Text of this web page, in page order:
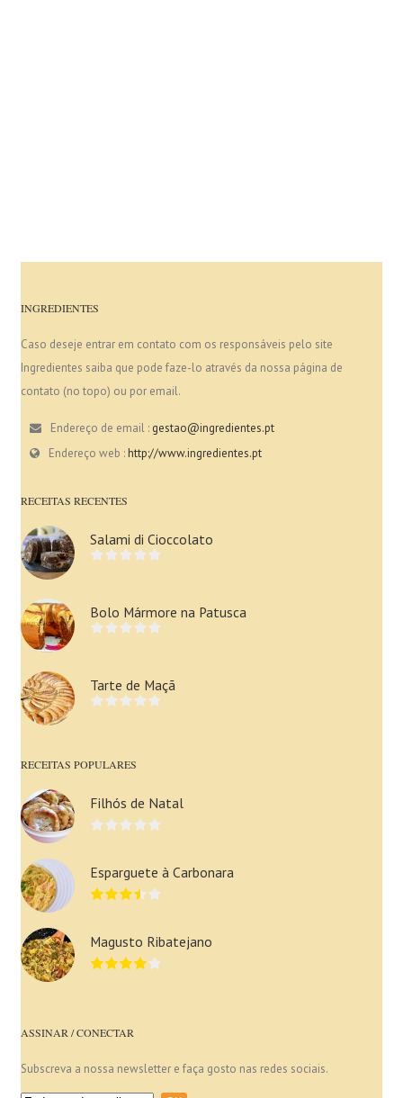
INGREDIENTES
Caso deseje entrar em contato com os responsáveis pelo site
Ingredientes saiba que pode faze-lo através da nossa página de
contato (no topo) ou por email.
Endereço de email : gestao@ingredientes.pt
Endereço web :http://www.ingredientes.pt
RECEITAS RECENTES
Salami di Cioccolato
Bolo Mármore na Patusca
Tarte de Maçã
RECEITAS POPULARES
Filhós de Natal
Esparguete à Carbonara
Magusto Ribatejano
ASSINAR / CONECTAR
Subscreva a nossa newsletter e faça gosto nas redes sociais.